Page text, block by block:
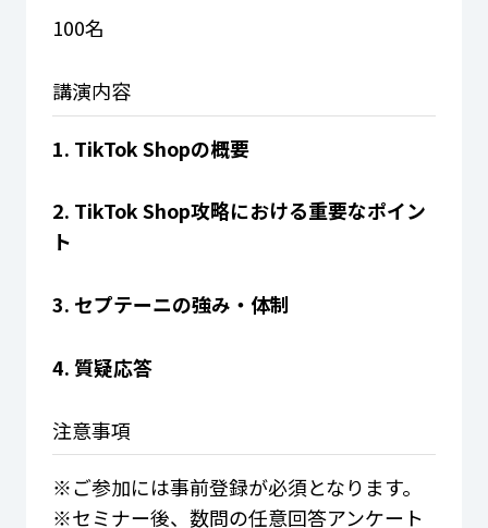
100名
講演内容
1. TikTok Shopの概要
2. TikTok Shop攻略における重要なポイン
ト
3. セプテーニの強み・体制
4. 質疑応答
注意事項
※ご参加には事前登録が必須となります。
※セミナー後、数問の任意回答アンケート